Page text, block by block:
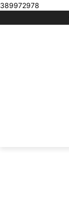
389972978